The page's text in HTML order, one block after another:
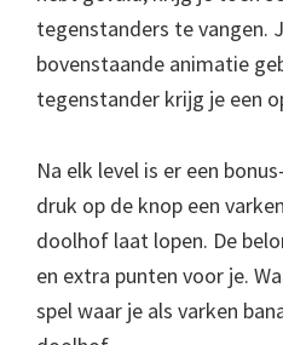
tegenstanders te vangen.
bovenstaande animatie
tegenstander krijg je een
Na elk level is er een
druk op de knop een
doolhof laat lopen. De
en extra punten voor je.
spel waar je als varken